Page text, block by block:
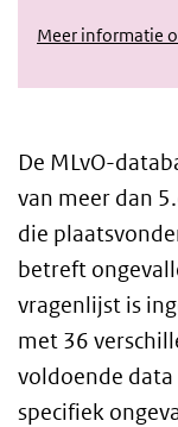
De MLvO-
van meer dan
die
betreft
vragenlijst is
met 36
voldoende data
specifiek
Meer informatie